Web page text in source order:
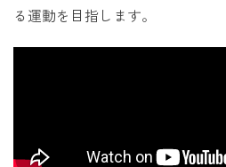
る運動を目指します。